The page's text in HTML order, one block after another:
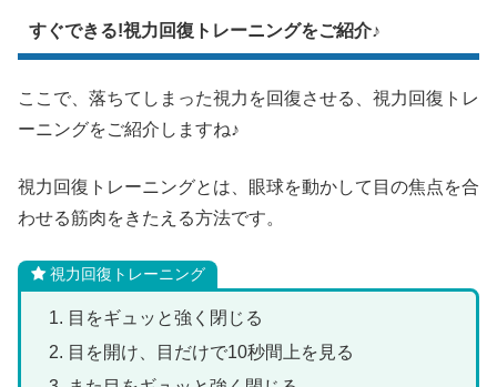
すぐできる!視力回復トレーニングをご紹介♪
ここで、落ちてしまった視力を回復させる、視力回復トレ
ーニングをご紹介しますね♪
視力回復トレーニングとは、眼球を動かして目の焦点を合
わせる筋肉をきたえる方法です。
視力回復トレーニング
目をギュッと強く閉じる
目を開け、目だけで10秒間上を見る